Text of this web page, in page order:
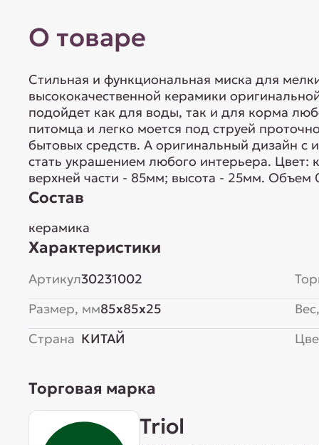
О товаре
Стильная и функциональная миска для
высококачественной керамики
подойдет как для воды, так и для корма
питомца и легко моется под струей
бытовых средств. А оригинальный дизайн
стать украшением любого интерьера. Цвет:
верхней части - 85мм; высота - 25мм. Объем
Состав
керамика
Характеристики
Артикул30231002
Размер, мм85x85x25
Страна КИТАЙ
Торговая марка
Triol